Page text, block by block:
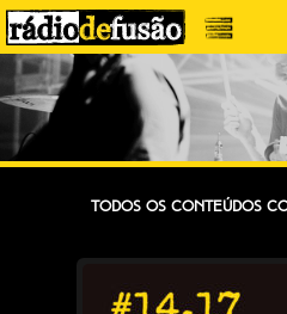
Avançar
para
o
conteúdo
Menu
RÁDIO
MÚSICA SEM
SEM PRETENSÕES.
Todos os conteúdos